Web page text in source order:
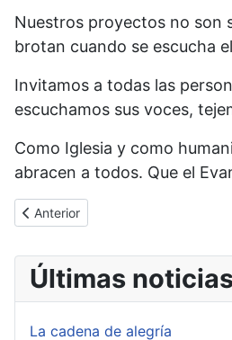
Nuestros proyectos no son
brotan cuando se escucha
Invitamos a todas las
escuchamos sus voces,
Como Iglesia y como
abracen a todos. Que el
Artículo anterior: Resumen de la
Anterior
Últimas
La cadena de alegría